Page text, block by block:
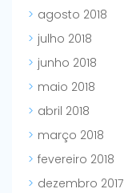
agosto 2018
julho 2018
junho 2018
maio 2018
abril 2018
março 2018
fevereiro 2018
dezembro 2017